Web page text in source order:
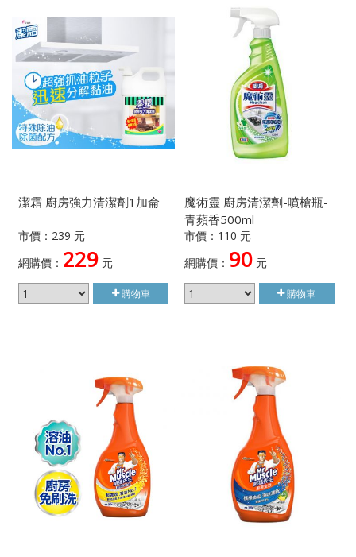
潔霜 廚房強力清潔劑1加侖
市價：239 元
網購價： 229 元
購物車
魔術靈 廚房清潔劑-噴槍瓶-
青蘋香500ml
市價：110 元
網購價： 90元
購物車